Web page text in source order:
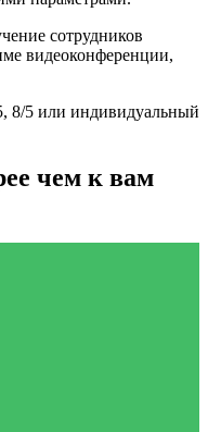
сотрудников
видеоконференции,
8/5 или индивидуальный
чем к вам